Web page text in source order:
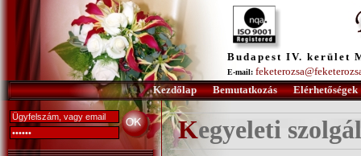
Budapest IV. kerület
E-mail:
Kezdőlap
Bemutatkozás Elérhetőségek
Kegyeleti